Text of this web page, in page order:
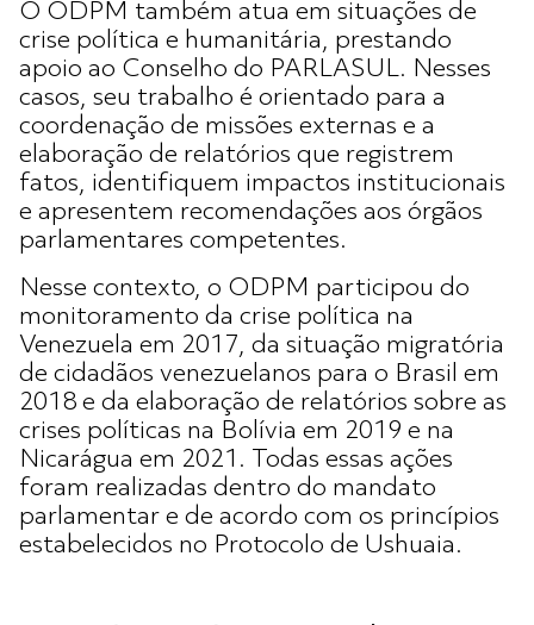
O ODPM também atua em situações de
crise política e humanitária, prestando
apoio ao Conselho do PARLASUL. Nesses
casos, seu trabalho é orientado para a
coordenação de missões externas e a
elaboração de relatórios que registrem
fatos, identifiquem impactos institucionais
e apresentem recomendações aos órgãos
parlamentares competentes.
Nesse contexto, o ODPM participou do
monitoramento da crise política na
Venezuela em 2017, da situação migratória
de cidadãos venezuelanos para o Brasil em
2018 e da elaboração de relatórios sobre as
crises políticas na Bolívia em 2019 e na
Nicarágua em 2021. Todas essas ações
foram realizadas dentro do mandato
parlamentar e de acordo com os princípios
estabelecidos no Protocolo de Ushuaia.